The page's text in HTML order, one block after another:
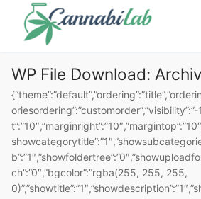
MŮJ ÚČET E-SHOP |KOŠÍK POKLADNA
WP File Download:
oriesordering”:”customorder”,”visibility”:”-
ch”:”0″,”bgcolor”:”rgba(255, 255, 255,